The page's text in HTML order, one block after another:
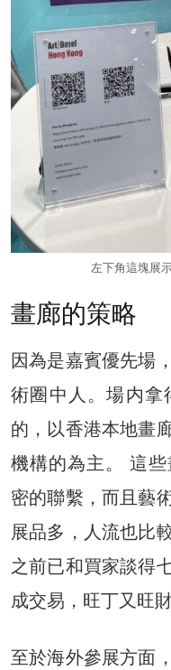
左下角這塊展
畫廊的策略
因為是嘉賓優先場
術圈中人。場内拿
的，以香港本地畫
機構的為主。 這
密的聯繫，而且藝
展品多，人流也比
之前已和買家談得
成交易，旺丁又旺財
至於海外參展方面